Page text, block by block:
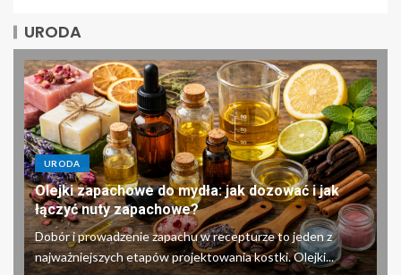
URODA
URODA
Olejki zapachowe do mydła: jak dozować i jak
łączyć nuty zapachowe?
Dobór i prowadzenie zapachu w recepturze to jeden z
najważniejszych etapów projektowania kostki. Olejki...